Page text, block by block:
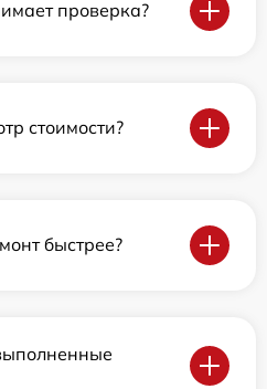
проверка?
стоимости?
быстрее?